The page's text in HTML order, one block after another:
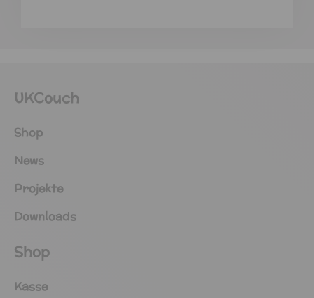
UKCouch
Shop
News
Projekte
Downloads
Shop
Kasse